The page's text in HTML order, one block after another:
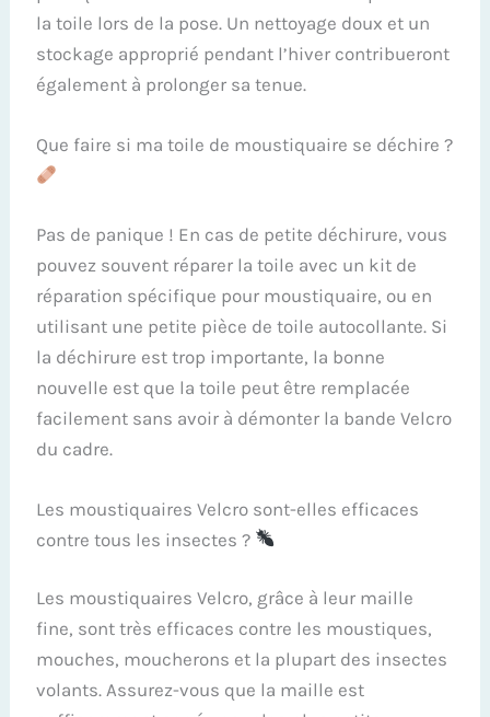
la toile lors de la pose. Un nettoyage doux et un
stockage approprié pendant l’hiver contribueront
également à prolonger sa tenue.
Que faire si ma toile de moustiquaire se déchire ?
Pas de panique ! En cas de petite déchirure, vous
pouvez souvent réparer la toile avec un kit de
réparation spécifique pour moustiquaire, ou en
utilisant une petite pièce de toile autocollante. Si
la déchirure est trop importante, la bonne
nouvelle est que la toile peut être remplacée
facilement sans avoir à démonter la bande Velcro
du cadre.
Les moustiquaires Velcro sont-elles efficaces
contre tous les insectes ?
Les moustiquaires Velcro, grâce à leur maille
fine, sont très efficaces contre les moustiques,
mouches, moucherons et la plupart des insectes
volants. Assurez-vous que la maille est